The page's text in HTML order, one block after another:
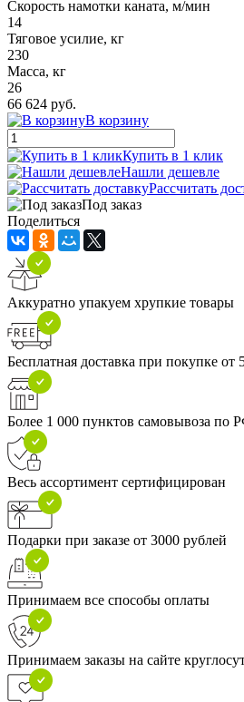
Скорость намотки каната, м/мин
14
Тяговое усилие, кг
230
Масса, кг
26
66 624 руб.
В корзину
Купить в 1 клик
Нашли дешевле
Рассчитать
Под заказ
Поделиться
Аккуратно упакуем хрупкие товары
Бесплатная доставка при покупке от
Более 1 000 пунктов самовывоза по
Весь ассортимент сертифицирован
Подарки при заказе от 3000 рублей
Принимаем все способы оплаты
Принимаем заказы на сайте